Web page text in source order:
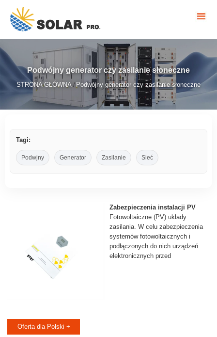
Podwójny generator czy zasilanie słoneczne
STRONA GŁÓWNA / Podwójny generator czy zasilanie słoneczne
Tagi:
Podwjny Generator Zasilanie Sieć
Zabezpieczenia instalacji PV
Fotowoltaiczne (PV) układy
zasilania. W celu zabezpieczenia
systemów fotowoltaicznych i
podłączonych do nich urządzeń
elektronicznych przed
Oferta dla Polski +